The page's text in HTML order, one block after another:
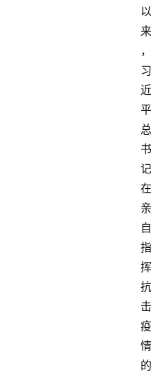
以
来
，
习
近
平
总
书
记
在
亲
自
指
挥
抗
击
疫
情
的